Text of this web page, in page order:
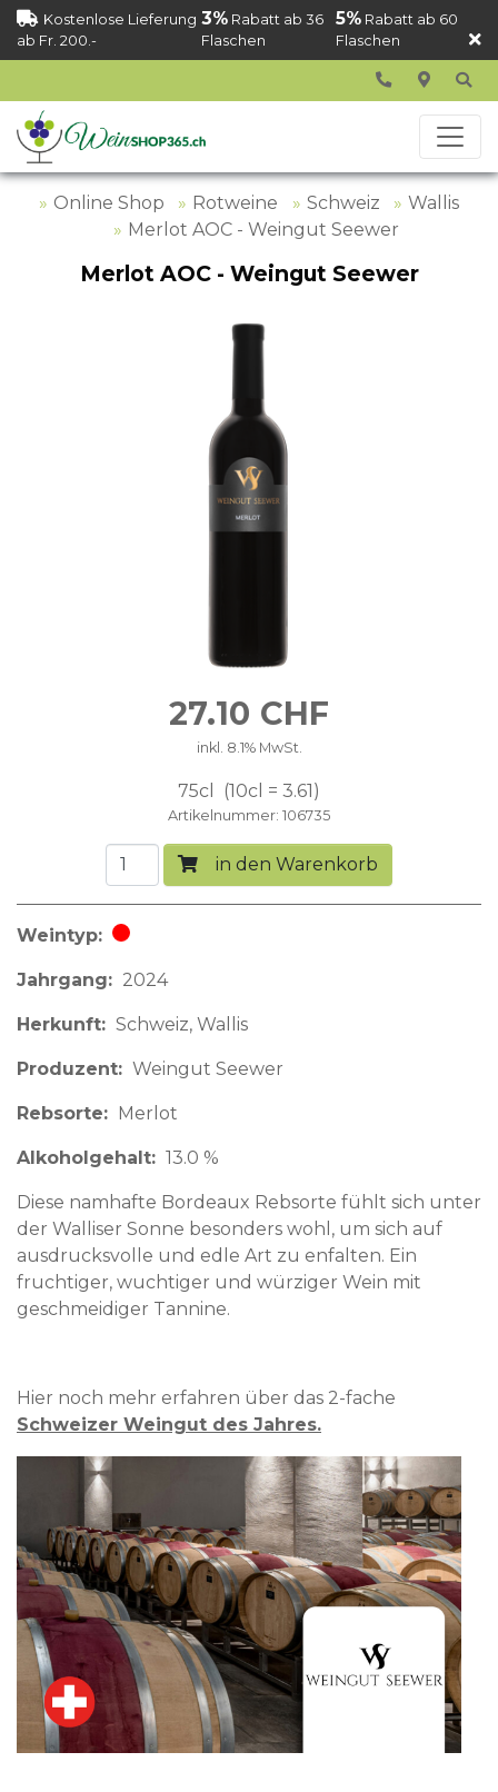
Kostenlose Lieferung
ab Fr. 200.-
3% Rabatt ab 36
Flaschen
5%Rabatt ab 60
Flaschen
Online Shop Rotweine Schweiz
Wallis
Merlot AOC - Weingut Seewer
Merlot AOC - Weingut Seewer
27.10 CHF
inkl. 8.1% MwSt.
75cl 10cl = 3.61
Artikelnummer 106735
in den Warenkorb
Weintyp Rotwein
Jahrgang 2024
Herkunft Schweiz Wallis
Produzent Weingut Seewer
Rebsorte Merlot
Alkoholgehalt 13.0 %
Diese namhafte Bordeaux Rebsorte fühlt sich unter
der Walliser Sonne besonders wohl, um sich auf
ausdrucksvolle und edle Art zu enfalten. Ein
fruchtiger, wuchtiger und würziger Wein mit
geschmeidiger Tannine.
Hier noch mehr erfahren über das 2-fache
Schweizer Weingut des Jahres.